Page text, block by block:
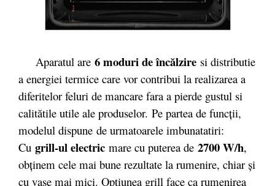
Aparatul are 6 moduri de încălzire si distributie
a energiei termice care vor contribui la realizarea a
diferitelor feluri de mancare fara a pierde gustul si
calitătile utile ale produselor. Pe partea de funcții,
modelul dispune de urmatoarele imbunatatiri:
Cu grill-ul electric mare cu puterea de 2700 W/h,
obţinem cele mai bune rezultate la rumenire, chiar şi
cu vase mai mici. Optiunea grill face ca rumenirea